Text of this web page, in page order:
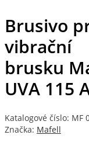
Brusivo
vibrační
brusku
UVA 115
Katalogové číslo: MF
Značka: Mafell